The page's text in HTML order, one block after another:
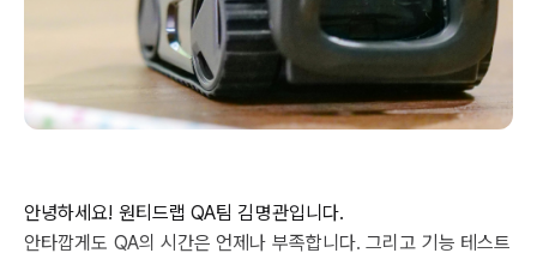
안녕하세요! 원티드랩 QA팀 김명관입니다.
안타깝게도 QA의 시간은 언제나 부족합니다. 그리고 기능 테스트